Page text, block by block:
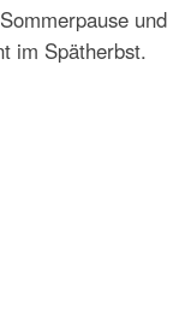
und
im Spätherbst.